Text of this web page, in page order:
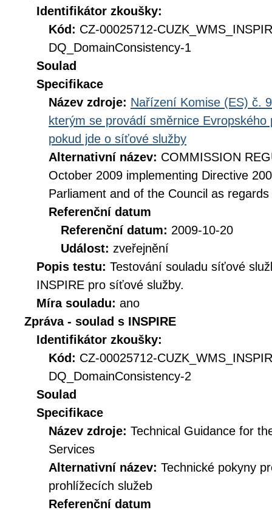
Identifikátor zkoušky:
Kód: CZ-00025712-
DQ_DomainConsistency-1
Soulad
Specifikace
Název zdroje: Nařízení Komise (ES) č.
kterým se provádí směrnice
pokud jde o síťové služby
Alternativní název: COMMISSION
October 2009 implementing Directive
Parliament and of the Council as
Referenční datum
Referenční datum: 2009-10-20
Událost: zveřejnění
Popis testu: Testování souladu síťové
INSPIRE pro síťové služby.
Míra souladu: ano
Zpráva - soulad s INSPIRE
Identifikátor zkoušky:
Kód: CZ-00025712-
DQ_DomainConsistency-2
Soulad
Specifikace
Název zdroje: Technical Guidance for
Services
Alternativní název: Technické pokyny
prohlížecích služeb
Referenční datum